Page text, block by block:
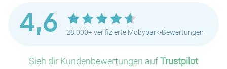
4,6 28.000+ verifizierte Mobypark-Bewertungen
Sieh dir Kundenbewertungen aufTrustpilot